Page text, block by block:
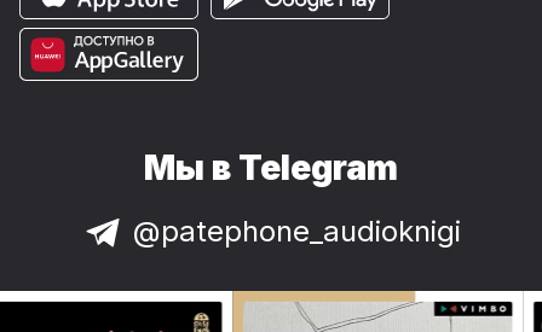
Мы в Telegram
@patephone_audioknigi